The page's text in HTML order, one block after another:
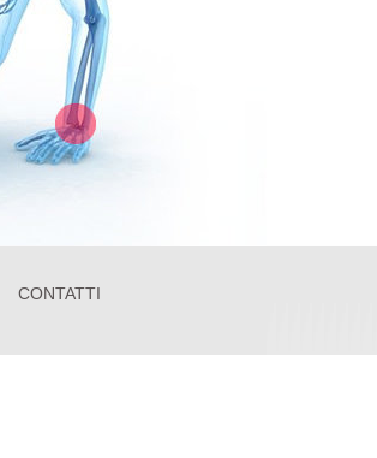
CONTATTI